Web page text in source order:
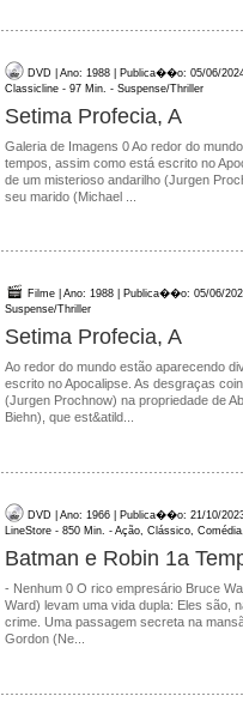
DVD | Ano: 1988 | Publica��o: 05/06/
Classicline - 97 Min. - Suspense/Thriller
Setima Profecia, A
Galeria de Imagens 0 Ao redor do
tempos, assim como está escrito no
de um misterioso andarilho (Jurgen
seu marido (Michael ...
Filme | Ano: 1988 | Publica��o: 05/06/
Suspense/Thriller
Setima Profecia, A
Ao redor do mundo estão aparecendo
escrito no Apocalipse. As desgraças
(Jurgen Prochnow) na propriedade de
Biehn), que est&atild...
DVD | Ano: 1966 | Publica��o: 21/10/
LineStore - 850 Min. - Ação, Clássico,
Batman e Robin 1a
- Nenhum 0 O rico empresário Bruce
Ward) levam uma vida dupla: Eles são,
crime. Uma passagem secreta na
Gordon (Ne...